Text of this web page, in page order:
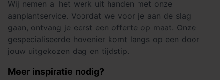
Wij nemen al het werk uit handen met onze
aanplantservice. Voordat we voor je aan de slag
gaan, ontvang je eerst een offerte op maat. Onze
gespecialiseerde hovenier komt langs op een door
jouw uitgekozen dag en tijdstip.
Meer inspiratie nodig?